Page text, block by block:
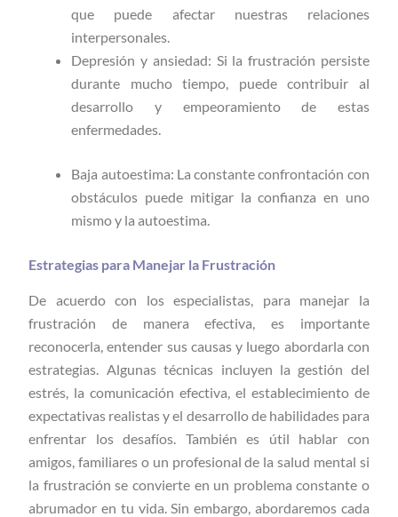
que puede afectar nuestras relaciones
interpersonales.
Depresión y ansiedad: Si la frustración persiste
durante mucho tiempo, puede contribuir al
desarrollo y empeoramiento de estas
enfermedades.
Baja autoestima: La constante confrontación con
obstáculos puede mitigar la confianza en uno
mismo y la autoestima.
Estrategias para Manejar la Frustración
De acuerdo con los especialistas, para manejar la
frustración de manera efectiva, es importante
reconocerla, entender sus causas y luego abordarla con
estrategias. Algunas técnicas incluyen la gestión del
estrés, la comunicación efectiva, el establecimiento de
expectativas realistas y el desarrollo de habilidades para
enfrentar los desafíos. También es útil hablar con
amigos, familiares o un profesional de la salud mental si
la frustración se convierte en un problema constante o
abrumador en tu vida. Sin embargo, abordaremos cada